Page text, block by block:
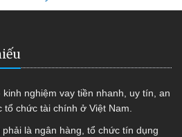
nghiệm vay tiền nhanh, uy tín, an
chức tài chính ở Việt Nam.
là ngân hàng, tổ chức tín dụng